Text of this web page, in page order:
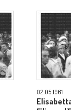
02.05.1961